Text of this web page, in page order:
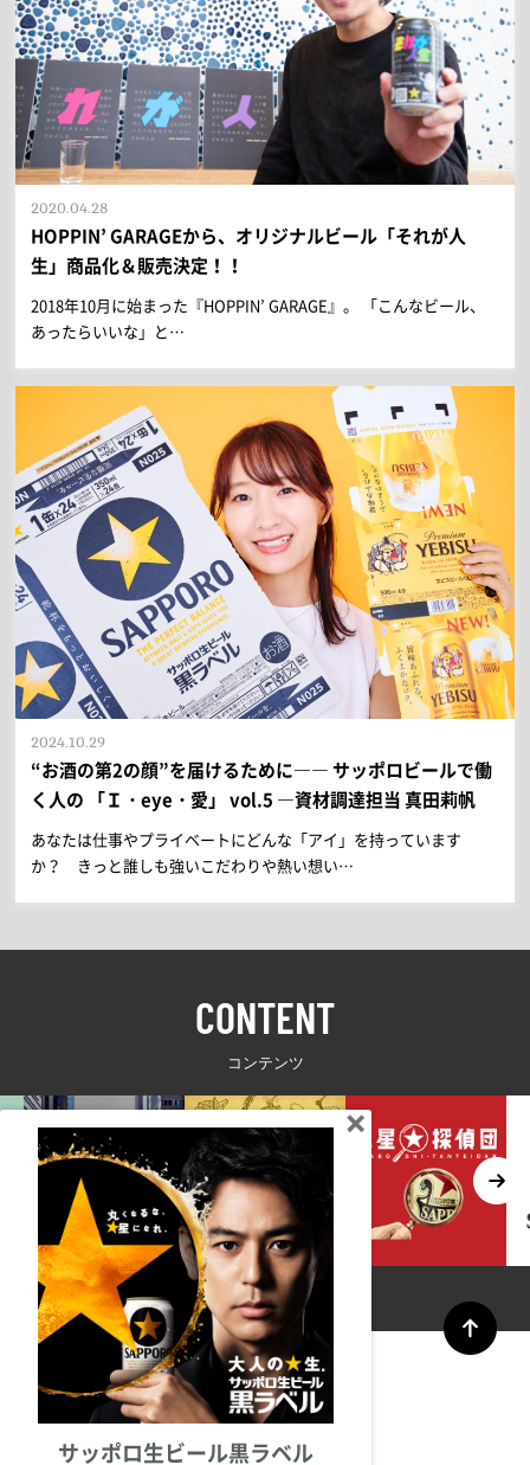
HOPPIN’ GARAGEから、オリジナルビール「それが人
生」商品化＆販売決定！！
2020.04.28
2018年10月に始まった『HOPPIN’ GARAGE』。 「こんなビール、
あったらいいな」と…
“お酒の第2の顔”を届けるために―― サッポロビールで働
く人の 「Ｉ・eye・愛」 vol.5 ―資材調達担当 真田莉帆
2024.10.29
あなたは仕事やプライベートにどんな「アイ」を持っています
か？ きっと誰しも強いこだわりや熱い想い…
CONTENT
コンテンツ
サッポロ生ビール黒ラベル